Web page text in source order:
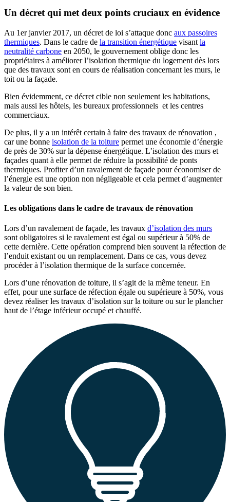
Un décret qui met deux points cruciaux en évidence
Au 1er janvier 2017, un décret de loi s’attaque donc aux passoires
thermiques. Dans le cadre de la transition énergétique visant la
neutralité carbone en 2050, le gouvernement oblige donc les
propriétaires à améliorer l’isolation thermique du logement dès lors
que des travaux sont en cours de réalisation concernant les murs, le
toit ou la façade.
Bien évidemment, ce décret cible non seulement les habitations,
mais aussi les hôtels, les bureaux professionnels et les centres
commerciaux.
De plus, il y a un intérêt certain à faire des travaux de rénovation ,
car une bonne isolation de la toiture permet une économie d’énergie
de près de 30% sur la dépense énergétique. L’isolation des murs et
façades quant à elle permet de réduire la possibilité de ponts
thermiques. Profiter d’un ravalement de façade pour économiser de
l’énergie est une option non négligeable et cela permet d’augmenter
la valeur de son bien.
Les obligations dans le cadre de travaux de rénovation
Lors d’un ravalement de façade, les travaux d’isolation des murs
sont obligatoires si le ravalement est égal ou supérieur à 50% de
cette dernière. Cette opération comprend bien souvent la réfection de
l’enduit existant ou un remplacement. Dans ce cas, vous devez
procéder à l’isolation thermique de la surface concernée.
Lors d’une rénovation de toiture, il s’agit de la même teneur. En
effet, pour une surface de réfection égale ou supérieure à 50%, vous
devez réaliser les travaux d’isolation sur la toiture ou sur le plancher
haut de l’étage inférieur occupé et chauffé.